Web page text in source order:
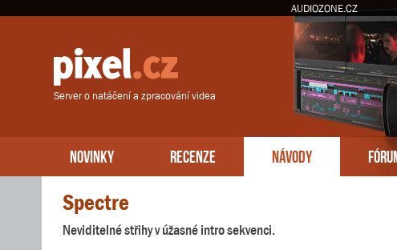
AUDIOZONE.CZ
Server o natáčení a zpracování videa
NOVINKY RECENZE NÁVODY
Spectre
Neviditelné střihy v úžasné intro sekvenci.